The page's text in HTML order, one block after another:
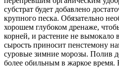
субстрат будет добавлено
крупного песка. Обязательно
хорошем глубоком дренаже,
корней, и растение не вымокало
сырость приносит пенстемону
суровые зимние морозы. Полив
более обильным в жаркое время.